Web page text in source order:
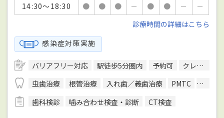
14:30～18:30
● ● ● － ● ● －
－
診療時間の詳細はこちら
感染症対策実施
バリアフリー対応 駅徒歩5分圏内 予約可
クレジットカード対応
虫歯治療
根管治療 入れ歯／義歯治療 PMTC
インプ
歯科検診
噛み合わせ検査・診断 CT検査